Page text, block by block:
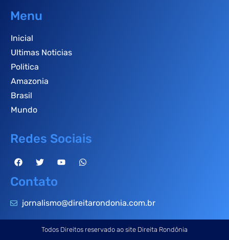
Menu
Inicial
Ultimas Noticias
Politica
Amazonia
Brasil
Mundo
Redes Sociais
Contato
jornalismo@direitarondonia.com.br
Todos Direitos reservado ao site Direita Rondônia